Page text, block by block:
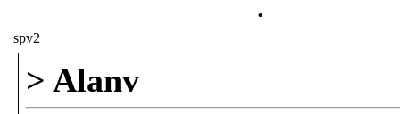
spv2
> Alanv